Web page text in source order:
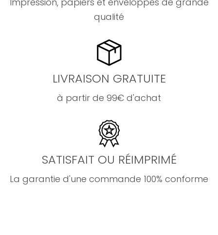
qualité
LIVRAISON GRATUITE
à partir de 99€ d'achat
SATISFAIT OU RÉIMPRIMÉ
La garantie d'une commande 100% conforme